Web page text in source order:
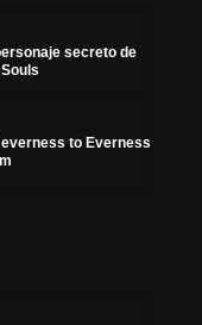
secreto de
to Everness